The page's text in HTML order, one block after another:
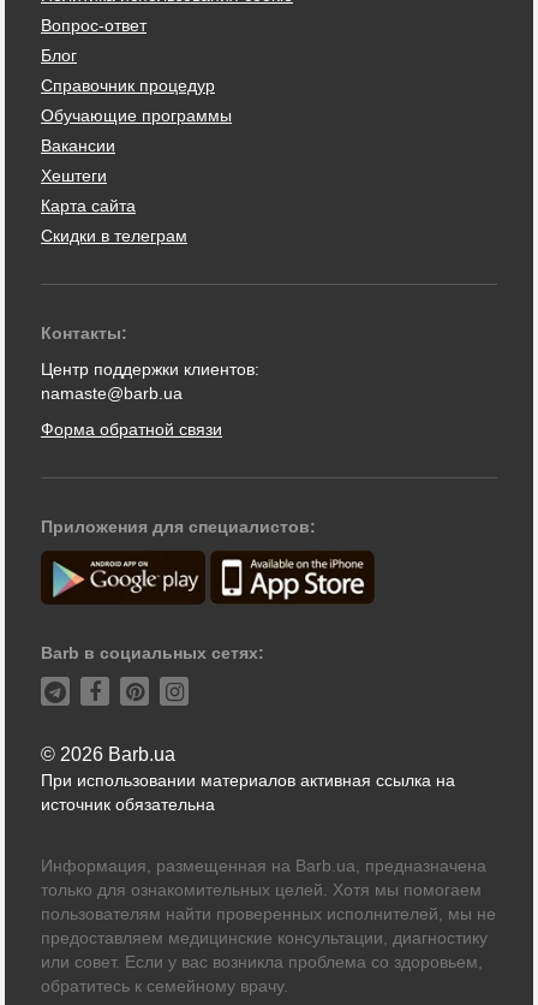
Вопрос-ответ
Блог
Справочник процедур
Обучающие программы
Вакансии
Хештеги
Карта сайта
Скидки в телеграм
Контакты:
Центр поддержки клиентов:
namaste@barb.ua
Форма обратной связи
Приложения для специалистов:
Barb в социальных сетях:
© 2026 Barb.ua
При использовании материалов активная ссылка на
источник обязательна
Информация, размещенная на Barb.ua, предназначена
только для ознакомительных целей. Хотя мы помогаем
пользователям найти проверенных исполнителей, мы не
предоставляем медицинские консультации, диагностику
или совет. Если у вас возникла проблема со здоровьем,
обратитесь к семейному врачу.